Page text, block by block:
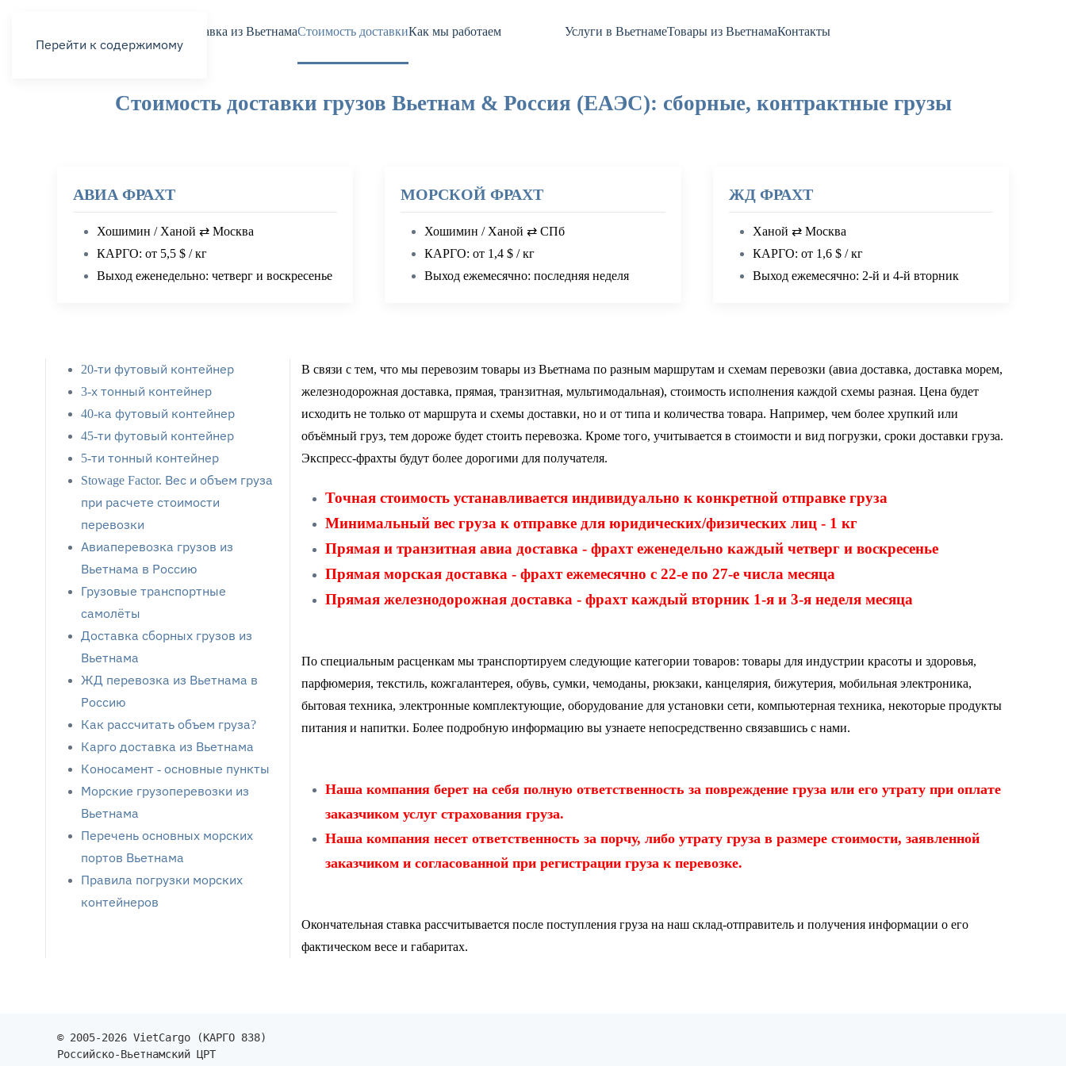
Перейти к содержимому
Доставка из ВьетнамаСтоимость доставкиКак мы работаем Услуги в ВьетнамеТовары из ВьетнамаКонтакты
Стоимость доставки грузов Вьетнам & Россия (ЕАЭС): сборные, контрактные грузы
АВИА ФРАХТ
Хошимин / Ханой ⇄ Москва
КАРГО: от 5,5 $ / кг
Выход еженедельно: четверг и воскресенье
МОРСКОЙ ФРАХТ
Хошимин / Ханой ⇄ СПб
КАРГО: от 1,4 $ / кг
Выход ежемесячно: последняя неделя
ЖД ФРАХТ
Ханой ⇄ Москва
КАРГО: от 1,6 $ / кг
Выход ежемесячно: 2-й и 4-й вторник
В связи с тем, что мы перевозим товары из Вьетнама по разным маршрутам и схемам перевозки (авиа доставка, доставка морем,
железнодорожная доставка, прямая, транзитная, мультимодальная), стоимость исполнения каждой схемы разная. Цена будет
исходить не только от маршрута и схемы доставки, но и от типа и количества товара. Например, чем более хрупкий или
объёмный груз, тем дороже будет стоить перевозка. Кроме того, учитывается в стоимости и вид погрузки, сроки доставки груза.
Экспресс-фрахты будут более дорогими для получателя.
Точная стоимость устанавливается индивидуально к конкретной отправке груза
Минимальный вес груза к отправке для юридических/физических лиц - 1 кг
Прямая и транзитная авиа доставка - фрахт еженедельно каждый четверг и воскресенье
Прямая морская доставка - фрахт ежемесячно с 22-е по 27-е числа месяца
Прямая железнодорожная доставка - фрахт каждый вторник 1-я и 3-я неделя месяца
По специальным расценкам мы транспортируем следующие категории товаров: товары для индустрии красоты и здоровья,
парфюмерия, текстиль, кожгалантерея, обувь, сумки, чемоданы, рюкзаки, канцелярия, бижутерия, мобильная электроника,
бытовая техника, электронные комплектующие, оборудование для установки сети, компьютерная техника, некоторые продукты
питания и напитки. Более подробную информацию вы узнаете непосредственно связавшись с нами.
Наша компания берет на себя полную ответственность за повреждение груза или его утрату при оплате
заказчиком услуг страхования груза.
Наша компания несет ответственность за порчу, либо утрату груза в размере стоимости, заявленной
заказчиком и согласованной при регистрации груза к перевозке.
Окончательная ставка рассчитывается после поступления груза на наш склад-отправитель и получения информации о его
фактическом весе и габаритах.
20-ти футовый контейнер
3-х тонный контейнер
40-ка футовый контейнер
45-ти футовый контейнер
5-ти тонный контейнер
Stowage Factor. Вес и объем груза
при расчете стоимости
перевозки
Авиаперевозка грузов из
Вьетнама в Россию
Грузовые транспортные
самолёты
Доставка сборных грузов из
Вьетнама
ЖД перевозка из Вьетнама в
Россию
Как рассчитать объем груза?
Карго доставка из Вьетнама
Коносамент - основные пункты
Морские грузоперевозки из
Вьетнама
Перечень основных морских
портов Вьетнама
Правила погрузки морских
контейнеров
© 2005-2026 VietCargo (КАРГО 838)
Российско-Вьетнамский ЦРТ